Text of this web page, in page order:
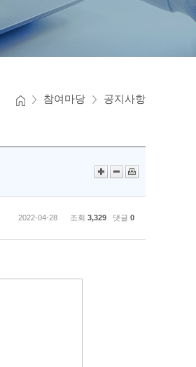
참여마당 공지사항
2022-04-28 조회 3,329 댓글 0